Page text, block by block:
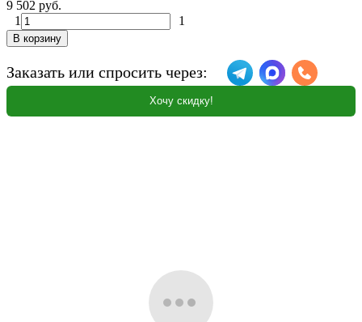
9 502 руб.
1
1
В корзину
Заказать или спросить через:
Хочу скидку!